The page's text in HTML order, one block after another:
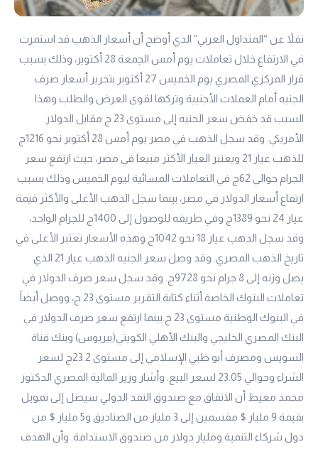
نقلاً عن “المتداول العربي” الذي أوضح أن أسعار الذهب قد استمرت
في الارتفاع خلال تعاملات يوم أمس الجمعة 28 أكتوبر، وذلك بسبب
قرار المركزي المصري يوم الخميس 27 أكتوبر بتحرير أسعار صرف
الجنيه أمام العملات الأجنبية وتركها لقوى العرض والطلب وهذا
السبب قد خفض سعر الجنيه إلى مستوى 23 ج مقابل الدولار
الأمريكي. وقد سجل الذهب في مصر يوم أمس 28 أكتوبر نحو 1216ج
للذهب عيار 21
ويعتبر العيار الأكثر مبيعا في مصر، حيث ارتفع سعر
الجرام حوالي 62ج في التعاملات المسائية ليوم الخميس وذلك بسبب
ارتفاع أسعار الدولار في مصر، بينما سجل الذهب الأغلى والأكثر قيمة
عيار 24
نحو 1389ج وفي طريقه للوصول إلى 1400ج للجرام الواحد،
وقد سجل الذهب عيار 18
نحو 1042ج وهذه الأسعار تعتبر الأعلى في
تاريخ الذهب المصري. وقد وصل سعر الجنيه الذهب عيار 21 الذي
يصل وزنه إلى 8 جرام نحو 9728ج. وقد سجل سعر صرف الدولار في
تعاملات البنوك الخاصة أثناء كتابة التقرير مستوى 23 ج، ووصل أيضاً
في البنوك الوطنية مستوى 23 ج.بينما ارتفع سعر صرف الدولار في
البنك المصري الخليجي والبنك الأهلي الكويتي(بيريوس) وبنك قناة
السويس ومصرف أبو ظبي الإسلامي إلى مستوى 23.2ج لسعر
الشراء وحوالي 23.05 لسعر البيع. وأشار وزير المالية المصري الدكتور
محمد معيط أن الاتفاق مع صندوق النقد الدولي سيصل إلى تمويل
بقيمة 9 مليار $ مقسمين إلى 3 مليار من الصناديق و5 مليار $ من
دول شركاء التنمية ومليار دولار من صندوق الاستدامة. وأن الهدف